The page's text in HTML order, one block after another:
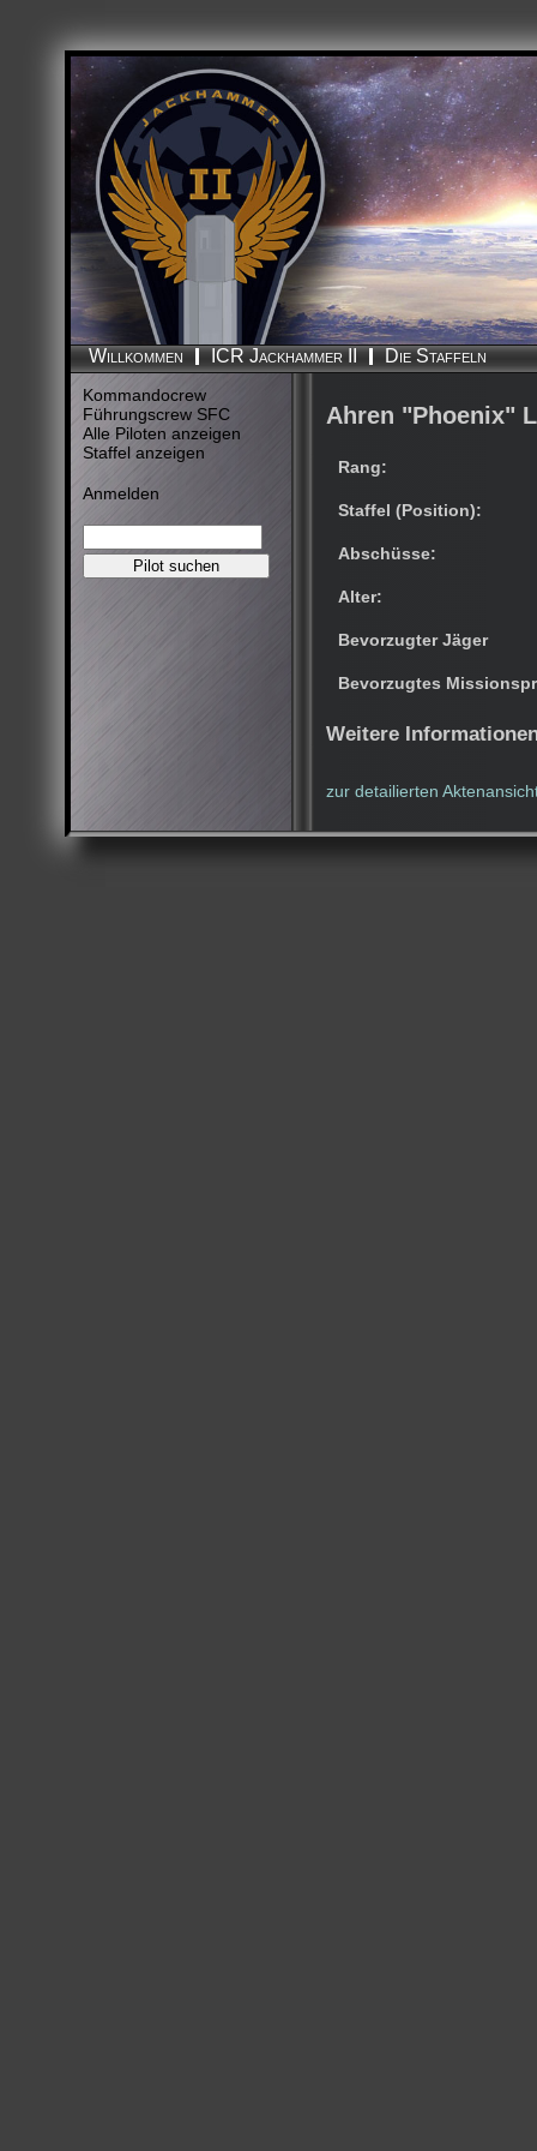
Willkommen ICR Jackhammer II Die Staffeln
Kommandocrew
Führungscrew SFC
Alle Piloten anzeigen
Staffel anzeigen
Anmelden
Ahren "Phoenix"
Rang:
Staffel (Position):
Abschüsse:
Alter:
Bevorzugter Jäger
Bevorzugtes
Weitere
zur detailierten